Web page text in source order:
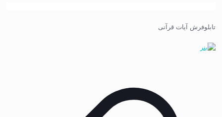
تابلوفرش آیات قرآنی